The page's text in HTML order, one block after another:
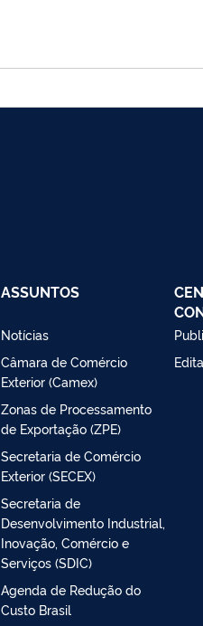
ASSUNTOS
Notícias
Câmara de Comércio
Exterior (Camex)
Zonas de Processamento
de Exportação (ZPE)
Secretaria de Comércio
Exterior (SECEX)
Secretaria de
Desenvolvimento Industrial,
Inovação, Comércio e
Serviços (SDIC)
Agenda de Redução do
Custo Brasil